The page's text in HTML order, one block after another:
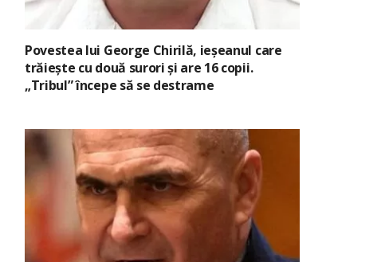
Povestea lui George Chirilă, ieșeanul care
trăiește cu două surori și are 16 copii.
„Tribul” începe să se destrame